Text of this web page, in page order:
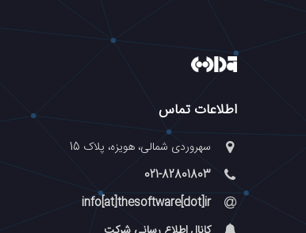
اطلاعات تماس
سهروردی شمالی، هویزه، پلاک 15
021-82801803
info[at]thesoftware[dot]ir